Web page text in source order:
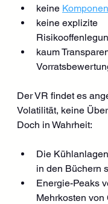
keine
keine explizite
kaum
Der VR findet es
Volatilität, keine
Doch in Wahrheit:
Die
in den Büchern
Energie-Peaks
Mehrkosten von